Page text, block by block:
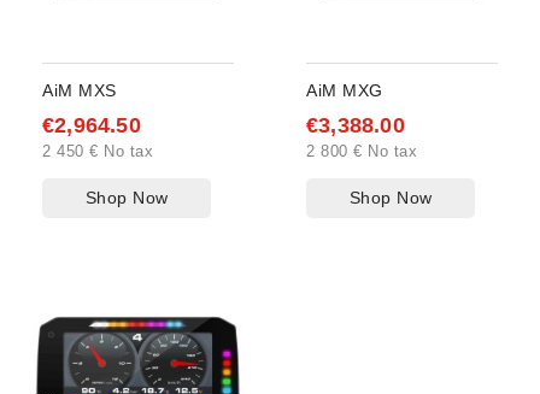
AiM MXS
€2,964.50
2 450 € No tax
Shop Now
AiM MXG
€3,388.00
2 800 € No tax
Shop Now